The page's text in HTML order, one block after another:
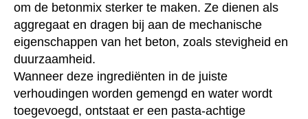
om de betonmix sterker te maken. Ze dienen als
aggregaat en dragen bij aan de mechanische
eigenschappen van het beton, zoals stevigheid en
duurzaamheid.
Wanneer deze ingrediënten in de juiste
verhoudingen worden gemengd en water wordt
toegevoegd, ontstaat er een pasta-achtige